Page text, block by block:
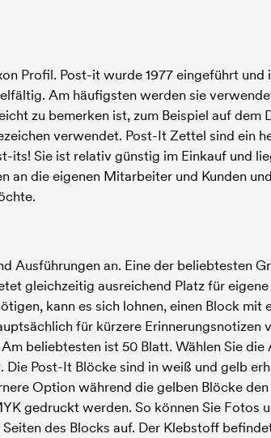
Profil. Post-it wurde 1977 eingeführt
Am häufigsten werden sie
zu bemerken ist, zum Beispiel auf dem
verwendet. Post-It Zettel sind ein
its! Sie ist relativ günstig im Einkauf und
an die eigenen Mitarbeiter und Kunden
an. Eine der beliebtesten
gleichzeitig ausreichend Platz für
kann es sich lohnen, einen Block mit
für kürzere Erinnerungsnotizen
beliebtesten ist 50 Blatt. Wählen Sie die
Post-It Blöcke sind in weiß und gelb
Option während die gelben Blöcke
gedruckt werden. So können Sie Fotos
des Blocks auf. Der Klebstoff